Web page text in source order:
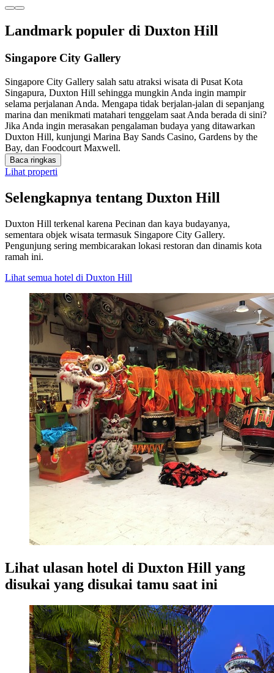
Landmark populer di Duxton Hill
Singapore City Gallery
Singapore City Gallery salah satu atraksi wisata di Pusat Kota
Singapura, Duxton Hill sehingga mungkin Anda ingin mampir
selama perjalanan Anda. Mengapa tidak berjalan-jalan di sepanjang
marina dan menikmati matahari tenggelam saat Anda berada di sini?
Jika Anda ingin merasakan pengalaman budaya yang ditawarkan
Duxton Hill, kunjungi Marina Bay Sands Casino, Gardens by the
Bay, dan Foodcourt Maxwell.
Baca ringkas
Lihat properti
Selengkapnya tentang Duxton Hill
Duxton Hill terkenal karena Pecinan dan kaya budayanya,
sementara objek wisata termasuk Singapore City Gallery.
Pengunjung sering membicarakan lokasi restoran dan dinamis kota
ramah ini.
Lihat semua hotel di Duxton Hill
Lihat ulasan hotel di Duxton Hill yang
disukai yang disukai tamu saat ini